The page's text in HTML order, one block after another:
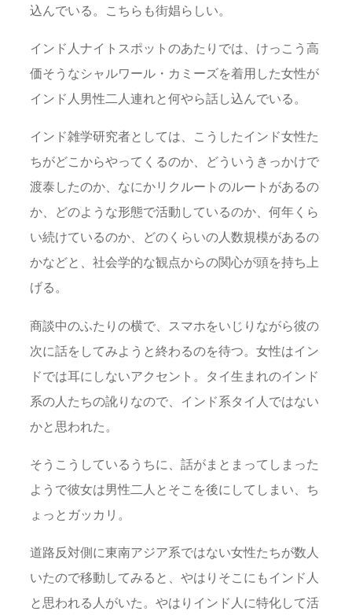
込んでいる。こちらも街娼らしい。
インド人ナイトスポットのあたりでは、けっこう高
価そうなシャルワール・カミーズを着用した女性が
インド人男性二人連れと何やら話し込んでいる。
インド雑学研究者としては、こうしたインド女性た
ちがどこからやってくるのか、どういうきっかけで
渡泰したのか、なにかリクルートのルートがあるの
か、どのような形態で活動しているのか、何年くら
い続けているのか、どのくらいの人数規模があるの
かなどと、社会学的な観点からの関心が頭を持ち上
げる。
商談中のふたりの横で、スマホをいじりながら彼の
次に話をしてみようと終わるのを待つ。女性はイン
ドでは耳にしないアクセント。タイ生まれのインド
系の人たちの訛りなので、インド系タイ人ではない
かと思われた。
そうこうしているうちに、話がまとまってしまった
ようで彼女は男性二人とそこを後にしてしまい、ち
ょっとガッカリ。
道路反対側に東南アジア系ではない女性たちが数人
いたので移動してみると、やはりそこにもインド人
と思われる人がいた。やはりインド人に特化して活